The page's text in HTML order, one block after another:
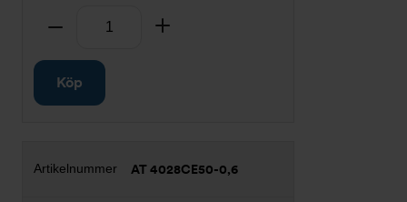
Ta bort
Köp
AT 4028CE50-0,6